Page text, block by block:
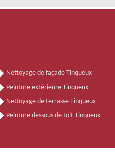
Nettoyage de façade Tinqueux
Peinture extérieure Tinqueux
Nettoyage de terrasse Tinqueux
Peinture dessous de toit Tinqueux